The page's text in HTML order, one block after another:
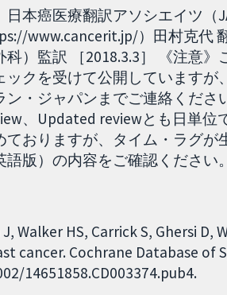
本癌医療翻訳アソシエイツ（
www.cancerit.jp/）田村克代
）監訳 ［2018.3.3］ 《注意
クを受けて公開していますが
・ジャパンまでご連絡くださ
、Updated reviewとも日単
ておりますが、タイム・ラグ
版）の内容をご確認ください
Walker HS, Carrick S, Ghersi
cancer. Cochrane Database of
14651858.CD003374.pub4.